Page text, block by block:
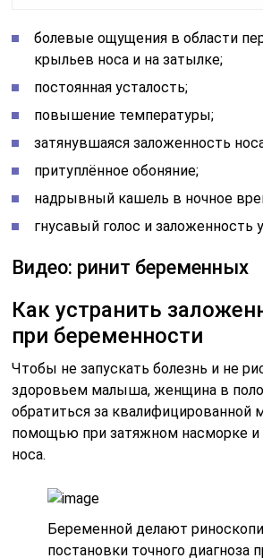
болевые ощущения в области
крыльев носа и на затылке;
постоянная усталость;
повышение температуры;
затянувшаяся заложенность
притуплённое обоняние;
надрывный кашель в ночное
гнусавый голос и заложенность
Видео: ринит беременных
Как устранить
при беременности
Чтобы не запускать болезнь и не
здоровьем малыша, женщина в
обратиться за квалифицированной
помощью при затяжном насморке и
носа.
Беременной делают
постановки точного диагноза